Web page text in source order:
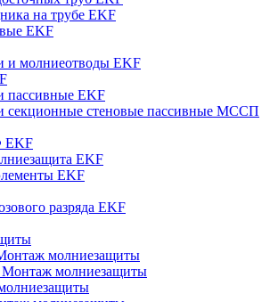
на трубе EKF
EKF
и молниеотводы EKF
пассивные EKF
секционные стеновые пассивные МССП
EKF
EKF
разряда EKF
молниезащиты
Монтаж молниезащиты